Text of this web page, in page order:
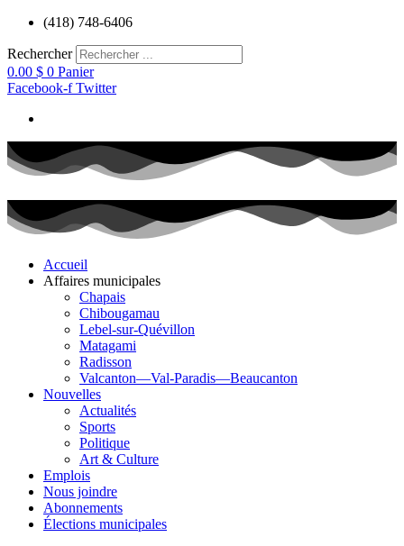
Aller
contenu
(418) 748-6406
Rechercher
0.00 $ 0 Panier
Facebook-f Twitter
Accueil
Affaires municipales
Chapais
Chibougamau
Lebel-sur-Quévillon
Matagami
Radisson
Valcanton—Val-Paradis—Beaucanton
Nouvelles
Actualités
Sports
Politique
Art & Culture
Emplois
Nous joindre
Abonnements
Élections municipales